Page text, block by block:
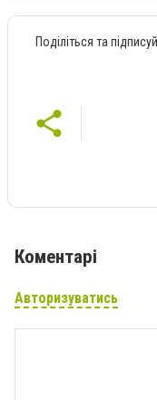
Поділіться та
Коментарі
Авторизуватись